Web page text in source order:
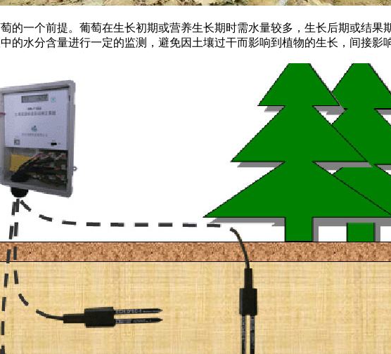
一个前提。葡萄在生长初期或营养生长期时需水量较多，生长后期或结果
中的水分含量进行一定的监测，避免因土壤过干而影响到植物的生长，间接影